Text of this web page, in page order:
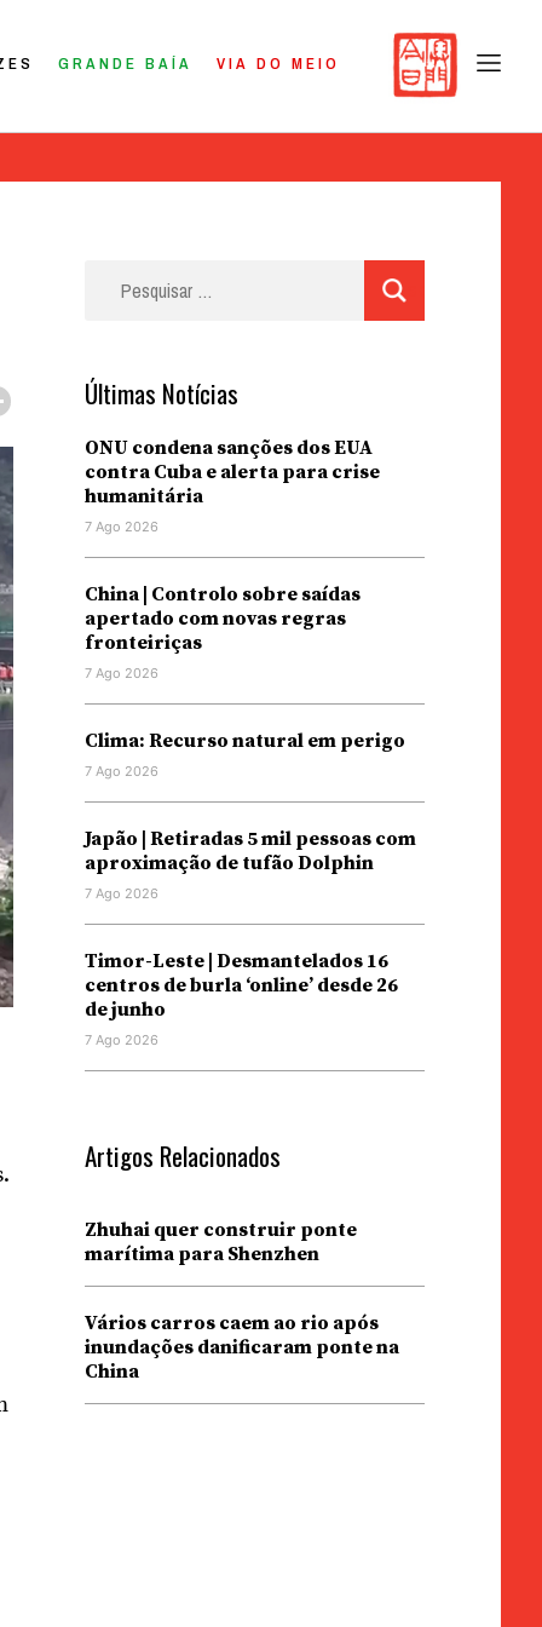
GRANDE BAÍA VIA DO MEIO
Últimas Notícias
ONU condena sanções dos EUA
contra Cuba e alerta para crise
humanitária
7 Ago 2026
China | Controlo sobre saídas
apertado com novas regras
fronteiriças
7 Ago 2026
Clima: Recurso natural em perigo
7 Ago 2026
Japão | Retiradas 5 mil pessoas com
aproximação de tufão Dolphin
7 Ago 2026
Timor-Leste | Desmantelados 16
centros de burla ‘online’ desde 26
de junho
7 Ago 2026
Artigos Relacionados
Zhuhai quer construir ponte
marítima para Shenzhen
Vários carros caem ao rio após
inundações danificaram ponte na
China